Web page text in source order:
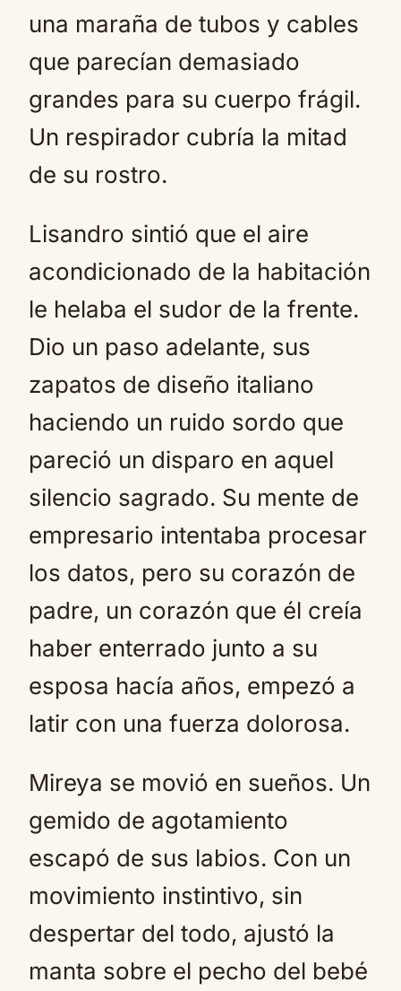
una maraña de tubos y cables
que parecían demasiado
grandes para su cuerpo frágil.
Un respirador cubría la mitad
de su rostro.
Lisandro sintió que el aire
acondicionado de la habitación
le helaba el sudor de la frente.
Dio un paso adelante, sus
zapatos de diseño italiano
haciendo un ruido sordo que
pareció un disparo en aquel
silencio sagrado. Su mente de
empresario intentaba procesar
los datos, pero su corazón de
padre, un corazón que él creía
haber enterrado junto a su
esposa hacía años, empezó a
latir con una fuerza dolorosa.
Mireya se movió en sueños. Un
gemido de agotamiento
escapó de sus labios. Con un
movimiento instintivo, sin
despertar del todo, ajustó la
manta sobre el pecho del bebé